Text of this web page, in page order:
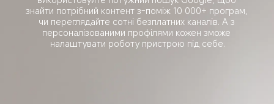
знайти потрібний контент з-поміж 10 000+ програм,
чи переглядайте сотні безплатних каналів. А з
персоналізованими профілями кожен зможе
налаштувати роботу пристрою під себе.